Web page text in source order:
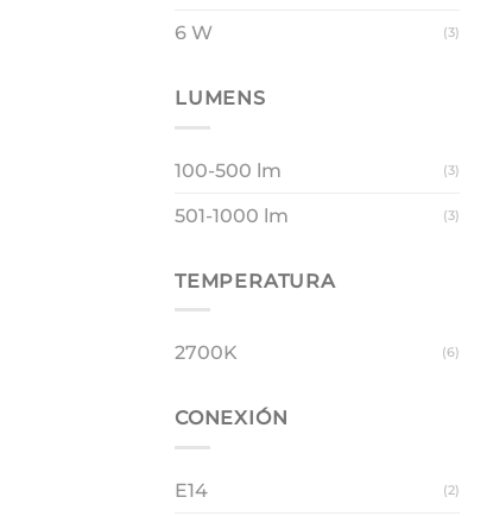
6 W (3)
LUMENS
100-500 lm (3)
501-1000 lm (3)
TEMPERATURA
2700K (6)
CONEXIÓN
E14 (2)